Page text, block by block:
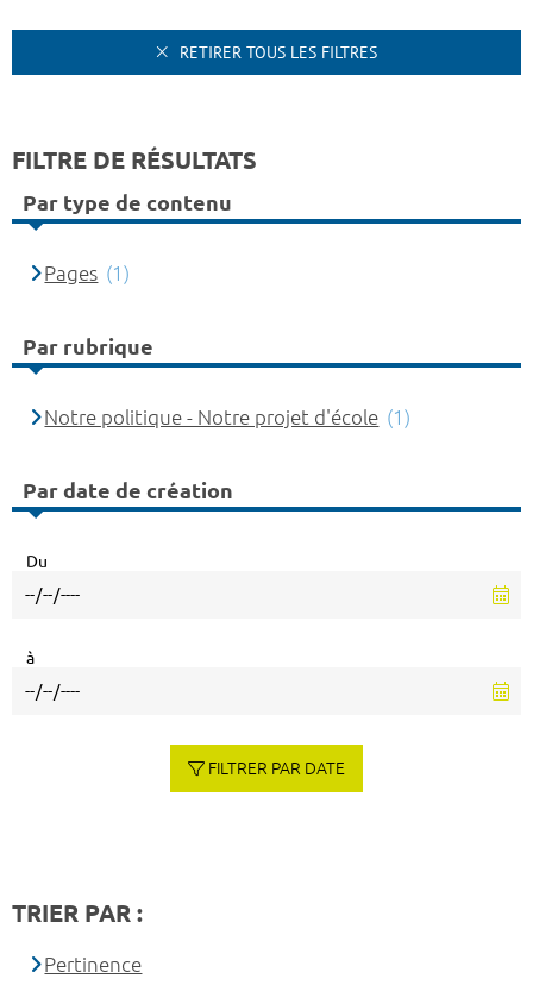
RETIRER TOUS LES FILTRES
FILTRE DE RÉSULTATS
Par type de contenu
Pages (1)
Par rubrique
Notre politique - Notre projet d'école (1)
Par date de création
Du
à
FILTRER PAR DATE
TRIER PAR :
Pertinence